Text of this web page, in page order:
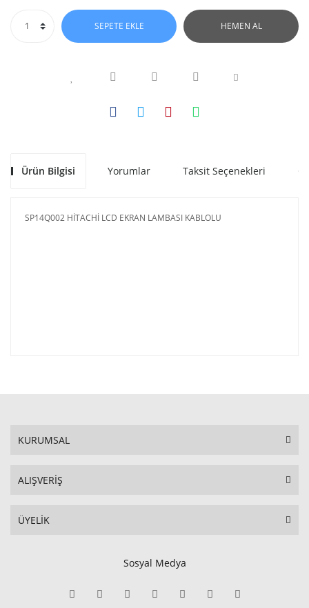
SEPETE EKLE HEMEN AL
Ürün Bilgisi Yorumlar Taksit Seçenekleri
SP14Q002 HİTACHİ LCD EKRAN LAMBASI KABLOLU
KURUMSAL
ALIŞVERİŞ
ÜYELİK
Sosyal Medya